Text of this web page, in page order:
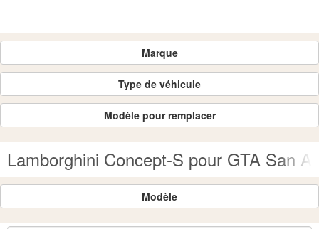
Marque
Type de véhicule
Modèle pour remplacer
Lamborghini Concept-S pour GTA San
Modèle